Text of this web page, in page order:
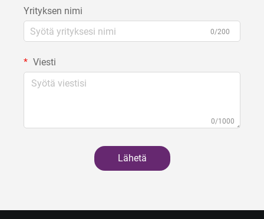
Yrityksen nimi
0/200
Viesti
0/1000
Lähetä